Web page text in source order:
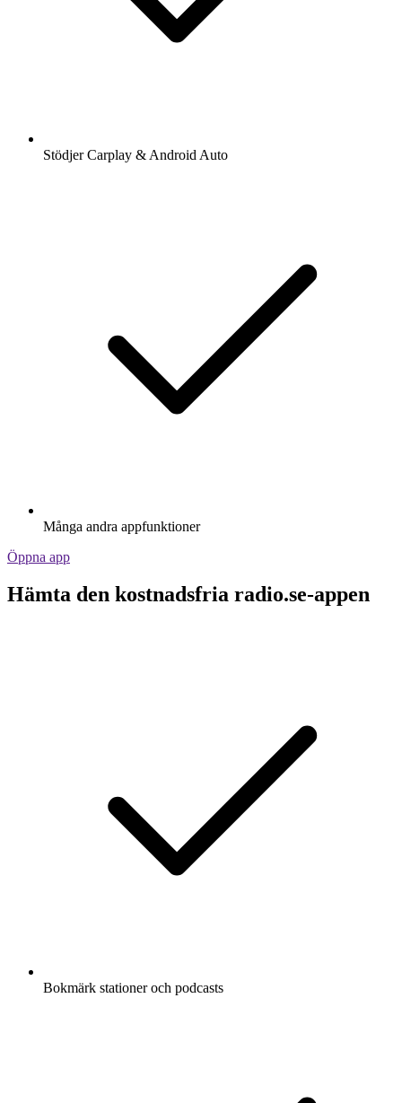
Stödjer Carplay & Android Auto
Många andra appfunktioner
Öppna app
Hämta den kostnadsfria radio.se-appen
Bokmärk stationer och podcasts